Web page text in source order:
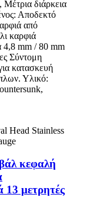
διάρκεια
Αποδεκτό
από
καρφιά
4,8 mm / 80 mm
Σύντομη
κατασκευή
Υλικό:
κεφαλή
13 μετρητές